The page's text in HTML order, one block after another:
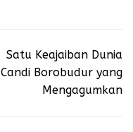
Satu Keajaiban Dunia
Candi Borobudur yang
Mengagumkan